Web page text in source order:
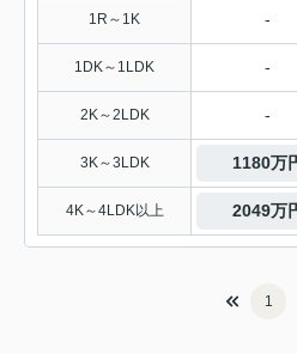
1R～1K -
1DK～1LDK -
2K～2LDK -
3K～3LDK 1180万
4K～4LDK以上 2049万
1